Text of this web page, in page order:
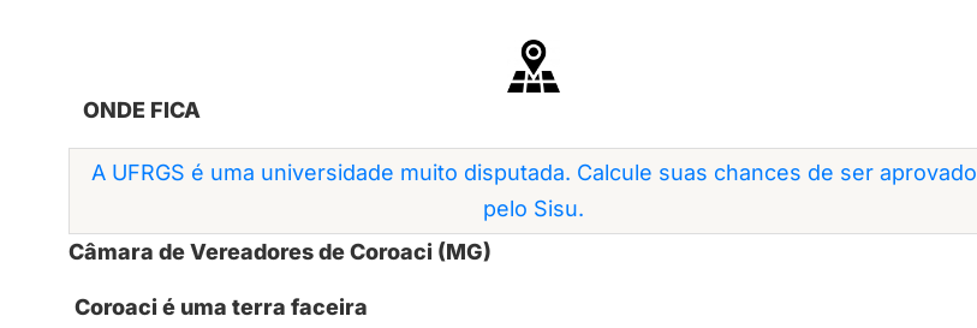
ONDE FICA
A UFRGS é uma universidade muito disputada. Calcule suas chances de ser aprovado
pelo Sisu.
Câmara de Vereadores de Coroaci (MG)
Coroaci é uma terra faceira